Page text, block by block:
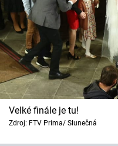
Velké finále je tu!
Zdroj: FTV Prima/ Slunečná